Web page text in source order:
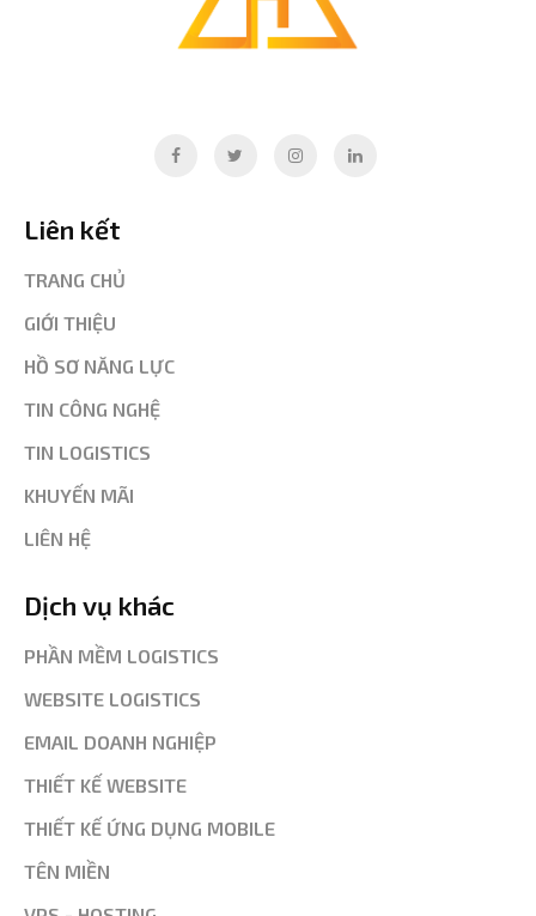
Liên kết
TRANG CHỦ
GIỚI THIỆU
HỒ SƠ NĂNG LỰC
TIN CÔNG NGHỆ
TIN LOGISTICS
KHUYẾN MÃI
LIÊN HỆ
Dịch vụ khác
PHẦN MỀM LOGISTICS
WEBSITE LOGISTICS
EMAIL DOANH NGHIỆP
THIẾT KẾ WEBSITE
THIẾT KẾ ỨNG DỤNG MOBILE
TÊN MIỀN